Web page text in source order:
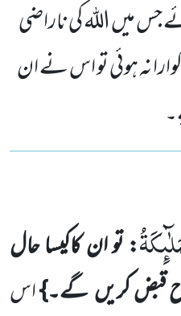
میں اللہ کی ناراضی
نہ ہوئی تو اس نے ان
: تو ان کاکیسا حال
قبض کریں گے۔}اس